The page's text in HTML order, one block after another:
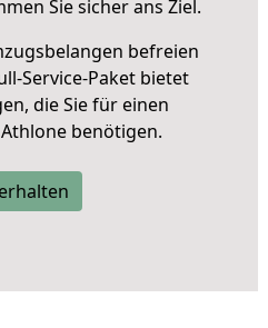
Sie sicher ans Ziel.
befreien
Service-Paket bietet
die Sie für einen
benötigen.